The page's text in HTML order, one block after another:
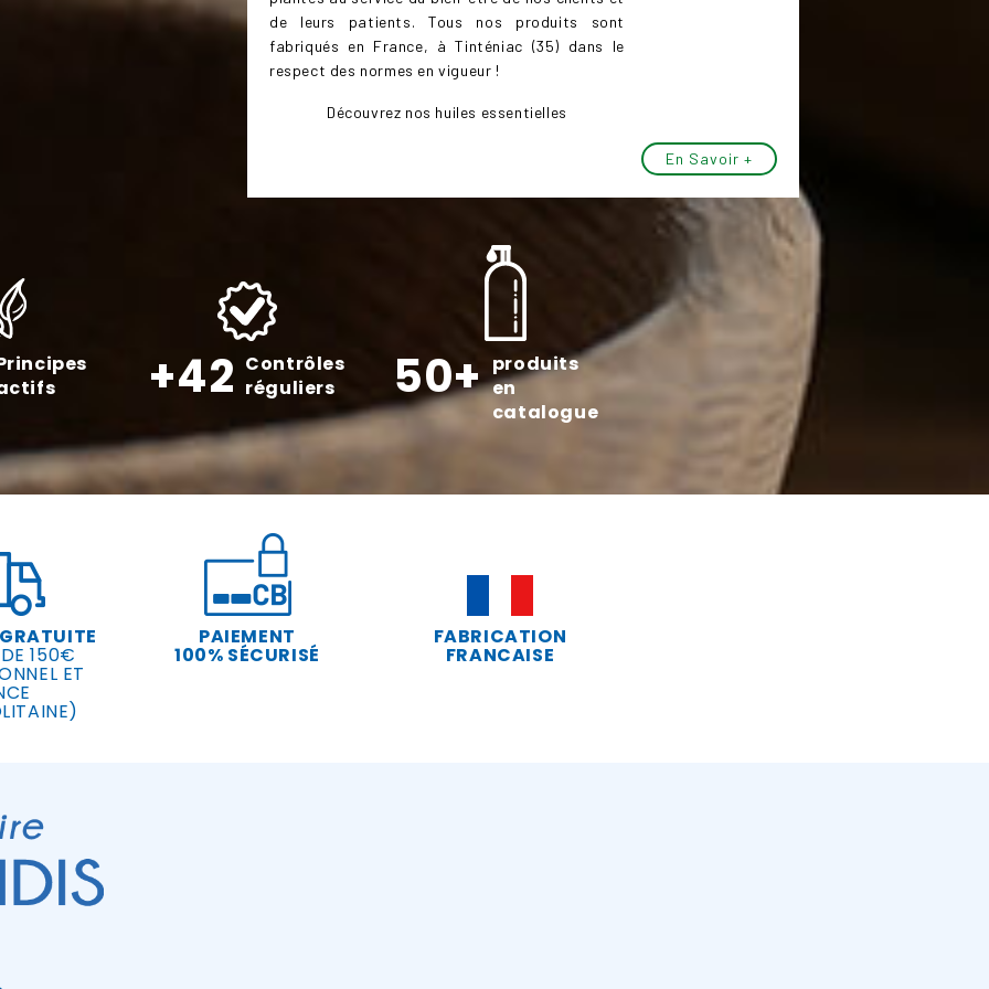
de leurs patients. Tous nos produits sont
fabriqués en France, à Tinténiac (35) dans le
respect des normes en vigueur !
Découvrez nos huiles essentielles
En Savoir +
+42 Contrôles
réguliers
50+ produits
en
catalogue
150€
ET
PAIEMENT
100% SÉCURISÉ
FABRICATION
FRANCAISE